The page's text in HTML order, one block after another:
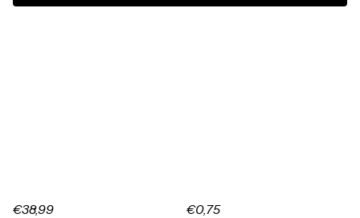
€38,99 €0,75